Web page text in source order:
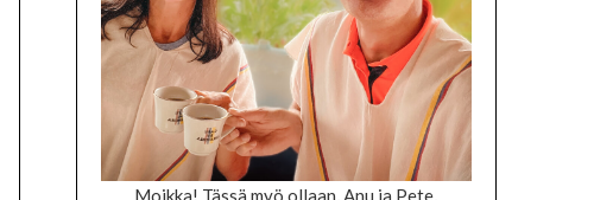
Moikka! Tässä myö ollaan, Anu ja Pete,